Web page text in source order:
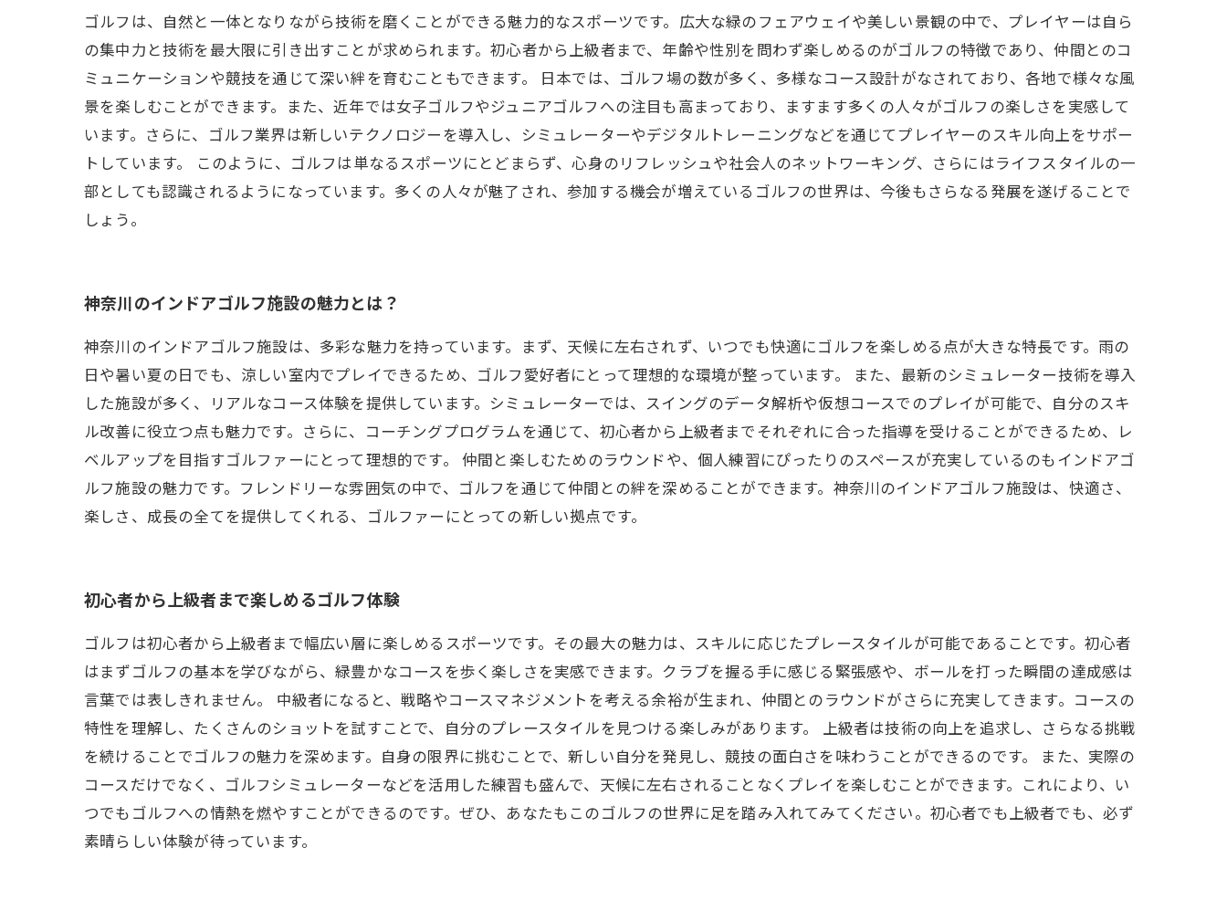
ゴルフは、自然と一体となりながら技術を磨くことができる魅力的なスポーツです。広大な緑のフェアウェイや美しい景観の中で、プレイヤーは自ら
の集中力と技術を最大限に引き出すことが求められます。初心者から上級者まで、年齢や性別を問わず楽しめるのがゴルフの特徴であり、仲間とのコ
ミュニケーションや競技を通じて深い絆を育むこともできます。 日本では、ゴルフ場の数が多く、多様なコース設計がなされており、各地で様々な風
景を楽しむことができます。また、近年では女子ゴルフやジュニアゴルフへの注目も高まっており、ますます多くの人々がゴルフの楽しさを実感して
います。さらに、ゴルフ業界は新しいテクノロジーを導入し、シミュレーターやデジタルトレーニングなどを通じてプレイヤーのスキル向上をサポー
トしています。 このように、ゴルフは単なるスポーツにとどまらず、心身のリフレッシュや社会人のネットワーキング、さらにはライフスタイルの一
部としても認識されるようになっています。多くの人々が魅了され、参加する機会が増えているゴルフの世界は、今後もさらなる発展を遂げることで
しょう。
神奈川のインドアゴルフ施設の魅力とは？
神奈川のインドアゴルフ施設は、多彩な魅力を持っています。まず、天候に左右されず、いつでも快適にゴルフを楽しめる点が大きな特長です。雨の
日や暑い夏の日でも、涼しい室内でプレイできるため、ゴルフ愛好者にとって理想的な環境が整っています。 また、最新のシミュレーター技術を導入
した施設が多く、リアルなコース体験を提供しています。シミュレーターでは、スイングのデータ解析や仮想コースでのプレイが可能で、自分のスキ
ル改善に役立つ点も魅力です。さらに、コーチングプログラムを通じて、初心者から上級者までそれぞれに合った指導を受けることができるため、レ
ベルアップを目指すゴルファーにとって理想的です。 仲間と楽しむためのラウンドや、個人練習にぴったりのスペースが充実しているのもインドアゴ
ルフ施設の魅力です。フレンドリーな雰囲気の中で、ゴルフを通じて仲間との絆を深めることができます。神奈川のインドアゴルフ施設は、快適さ、
楽しさ、成長の全てを提供してくれる、ゴルファーにとっての新しい拠点です。
初心者から上級者まで楽しめるゴルフ体験
ゴルフは初心者から上級者まで幅広い層に楽しめるスポーツです。その最大の魅力は、スキルに応じたプレースタイルが可能であることです。初心者
はまずゴルフの基本を学びながら、緑豊かなコースを歩く楽しさを実感できます。クラブを握る手に感じる緊張感や、ボールを打った瞬間の達成感は
言葉では表しきれません。 中級者になると、戦略やコースマネジメントを考える余裕が生まれ、仲間とのラウンドがさらに充実してきます。コースの
特性を理解し、たくさんのショットを試すことで、自分のプレースタイルを見つける楽しみがあります。 上級者は技術の向上を追求し、さらなる挑戦
を続けることでゴルフの魅力を深めます。自身の限界に挑むことで、新しい自分を発見し、競技の面白さを味わうことができるのです。 また、実際の
コースだけでなく、ゴルフシミュレーターなどを活用した練習も盛んで、天候に左右されることなくプレイを楽しむことができます。これにより、い
つでもゴルフへの情熱を燃やすことができるのです。ぜひ、あなたもこのゴルフの世界に足を踏み入れてみてください。初心者でも上級者でも、必ず
素晴らしい体験が待っています。